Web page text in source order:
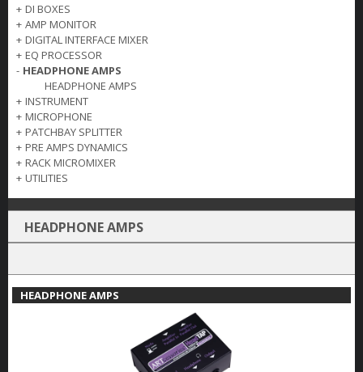
KONTAKT
+ DI BOXES
+ AMP MONITOR
+ DIGITAL INTERFACE MIXER
+ EQ PROCESSOR
- HEADPHONE AMPS
HEADPHONE AMPS
+ INSTRUMENT
+ MICROPHONE
+ PATCHBAY SPLITTER
+ PRE AMPS DYNAMICS
+ RACK MICROMIXER
+ UTILITIES
HEADPHONE AMPS
HEADPHONE AMPS